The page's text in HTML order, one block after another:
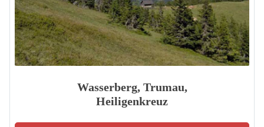
Wasserberg, Trumau,
Heiligenkreuz